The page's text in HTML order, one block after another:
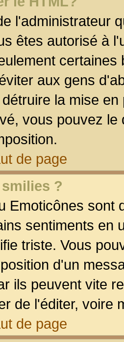
l'administrateur
êtes autorisé à
aux gens
la mise
vous pouvez
de page
?
Emoticônes sont
sentiments en
triste. Vous
d'un
ils peuvent vite
de l'éditer, voire
de page